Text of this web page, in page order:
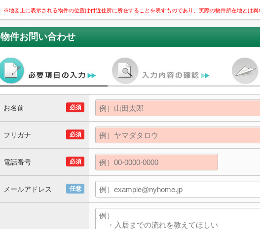
※地図上に表示される物件の位置は付近住所に所在することを表すものであり、実際の物件所在地とは異
物件お問い合わせ
必須
お名前
必須
フリガナ
必須
電話番号
任意
メールアドレス